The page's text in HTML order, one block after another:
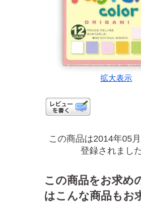
拡大表示
この商品は2014年05
登録されました
この商品をお求め
はこんな商品もお